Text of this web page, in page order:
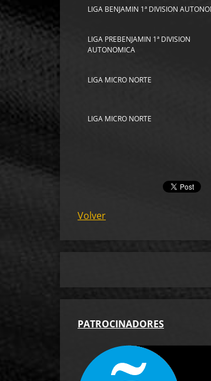
LIGA BENJAMIN 1ª DIVISION
LIGA PREBENJAMIN 1ª DIVISION
AUTONOMICA
LIGA MICRO NORTE
LIGA MICRO NORTE
Volver
PATROCINADORES